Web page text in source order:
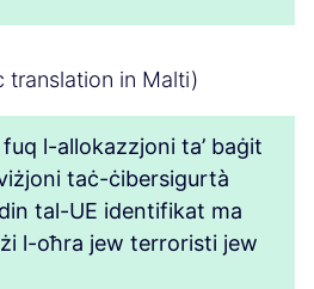
translation in Malti)
l-allokazzjoni ta’ baġit
taċ-ċibersigurtà
tal-UE identifikat ma
l-oħra jew terroristi jew